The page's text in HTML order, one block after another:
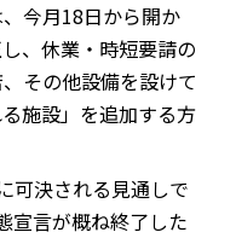
今月18日から開か
、休業・時短要請の
その他設備を設けて
施設」を追加する方
可決される見通しで
宣言が概ね終了した